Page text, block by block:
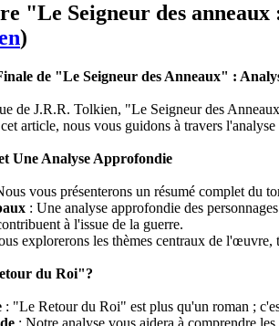
"Le Seigneur des
)
de "Le Seigneur des Anneaux" :
de J.R.R. Tolkien, "Le Seigneur des
article, nous vous guidons à travers
Une Analyse Approfondie
vous présenterons un résumé complet du
: Une analyse approfondie des
à l'issue de la guerre.
explorerons les thèmes centraux de
du Roi"?
: "Le Retour du Roi" est plus qu'un roman ;